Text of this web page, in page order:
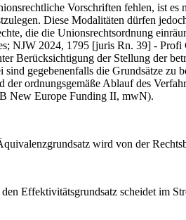
Vorschriften fehlen, ist es
Diese Modalitäten dürfen
die die Unionsrechtsordnung
NJW 2024, 1795 [juris Rn. 39] -
Berücksichtigung der Stellung der
gegebenenfalls die Grundsätze
der ordnungsgemäße Ablauf des
New Europe Funding II, mwN).
wird von der
Effektivitätsgrundsatz scheidet im